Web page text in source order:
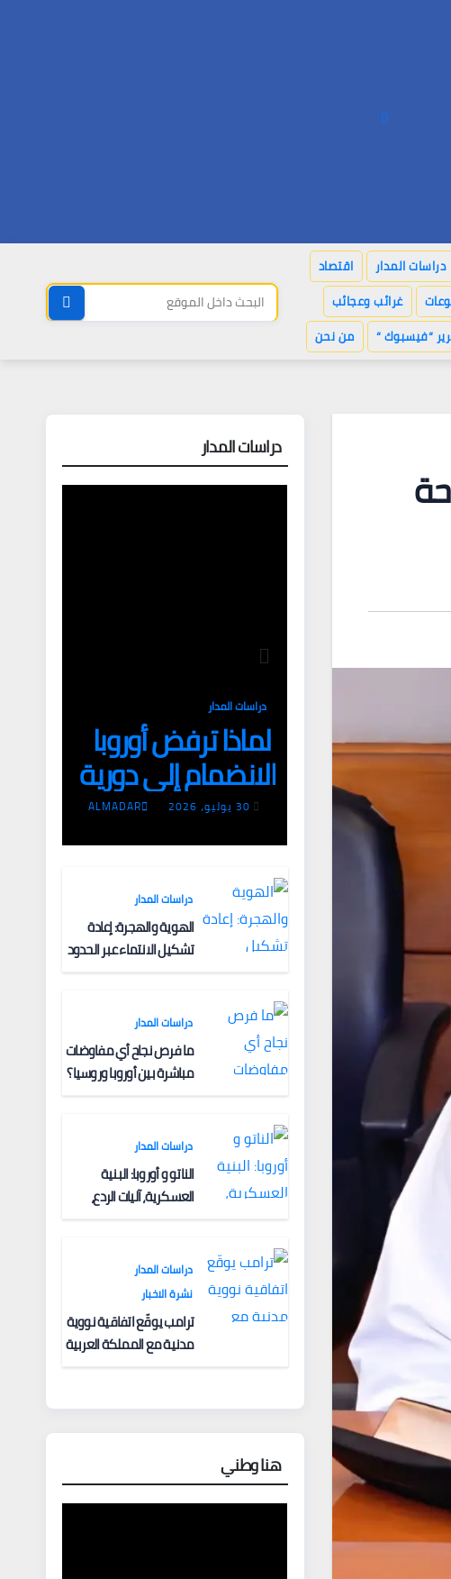
دراسات المدار
اقتصاد
غرائب وعجائب
“فيسبوك “ من نحن
دراسات المدار
دراسات المدار
لماذا ترفض أوروبا
الانضمام إلى دورية
مشتركة لتأمين
الملاحة البحرية؟
30 يوليو، 2026 ALMADAR
دراسات المدار
الهوية والهجرة: إعادة
تشكيل الانتماء عبر الحدود
دراسات المدار
ما فرص نجاح أي مفاوضات
مباشرة بين أوروبا وروسيا؟
دراسات المدار
الناتو و أوروبا: البنية
العسكرية، آليات الردع،
دراسات المدار
نشرة الاخبار
ترامب يوقّع اتفاقية نووية
مدنية مع المملكة العربية
وباكستان تطلب 10 مليارات
دولار مقابل وساطتها في
هنا وطني